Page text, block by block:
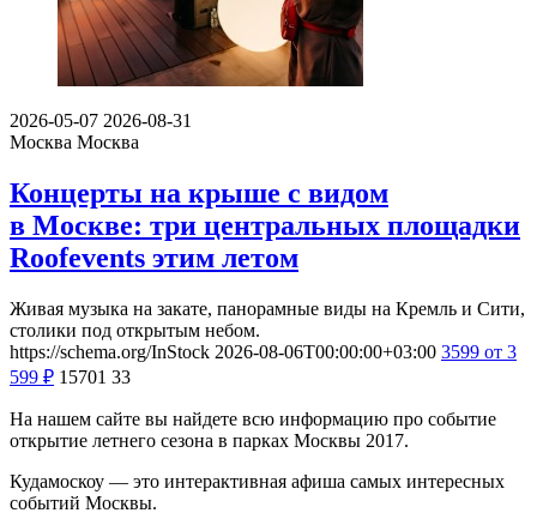
2026-05-07 2026-08-31
Москва Москва
Концерты на крыше с видом
в Москве: три центральных площадки
Roofevents этим летом
Живая музыка на закате, панорамные виды на Кремль и Сити,
столики под открытым небом.
https://schema.org/InStock 2026-08-06T00:00:00+03:00 3599 от 3
599 ₽ 15701 33
На нашем сайте вы найдете всю информацию про событие
открытие летнего сезона в парках Москвы 2017.
Кудамоскоу — это интерактивная афиша самых интересных
событий Москвы.